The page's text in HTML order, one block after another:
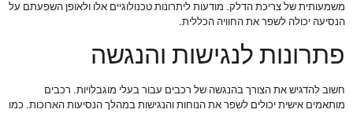
משמעותית של צריכת הדלק. מודעות ליתרונות טכנולוגיים אלו ולאופן השפעתם על
הנסיעה יכולה לשפר את החוויה הכללית.
פתרונות לנגישות והנגשה
חשוב להדגיש את הצורך בהנגשה של רכבים עבור בעלי מוגבלויות. רכבים
מותאמים אישית יכולים לשפר את הנוחות והנגישות במהלך הנסיעות הארוכות. כמו